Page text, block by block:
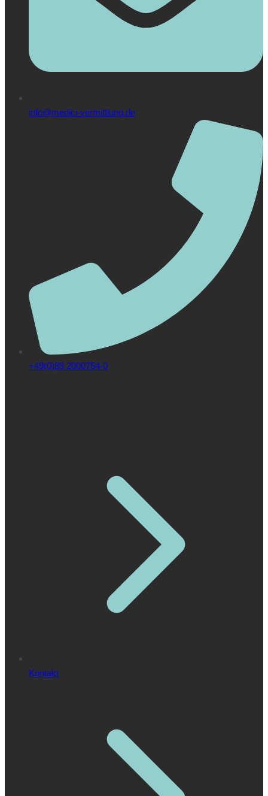
info@medici-vermittlung.de
+49(0)89 2000764-0
Kontakt